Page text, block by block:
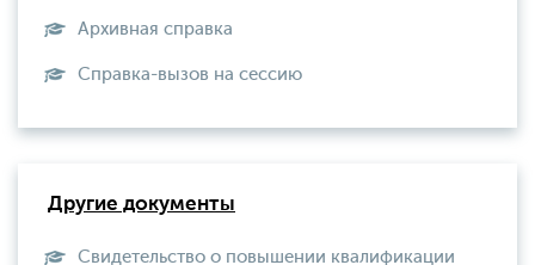
Архивная справка
Справка-вызов на сессию
Другие документы
Свидетельство о повышении квалификации